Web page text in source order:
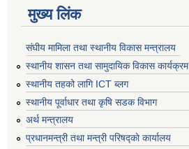
मुख्य लिंक
संघीय मामिला तथा स्थानीय विकास मन्त्रालय
स्थानीय शासन तथा सामुदायिक विकास कार्यक्रम
स्थानीय तहको लागि ICT ब्लग
स्थानीय पूर्वाधार तथा कृषि सडक विभाग
अर्थ मन्त्रालय
प्रधानमन्त्री तथा मन्त्री परिषद्काे कार्यालय